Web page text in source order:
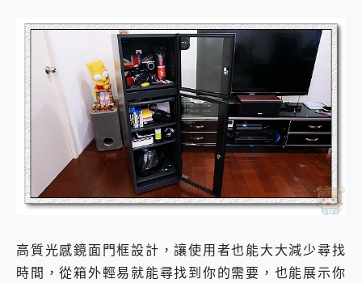
高質光感鏡面門框設計，讓使用者也能大大減少尋找
時間，從箱外輕易就能尋找到你的需要，也能展示你